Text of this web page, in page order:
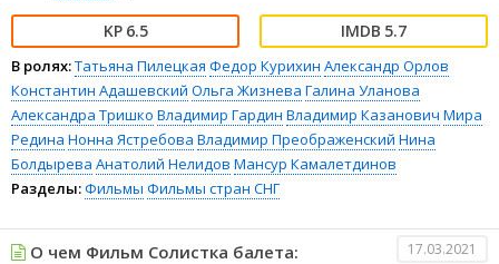
6.5 5.7
В ролях:Татьяна Пилецкая Федор Курихин Александр Орлов
Константин Адашевский Ольга Жизнева Галина Уланова
Александра Тришко Владимир Гардин Владимир Казанович Мира
Редина Нонна Ястребова Владимир Преображенский Нина
Болдырева Анатолий Нелидов Мансур Камалетдинов
Разделы:Фильмы Фильмы стран СНГ
О чем Фильм Солистка балета: 17.03.2021